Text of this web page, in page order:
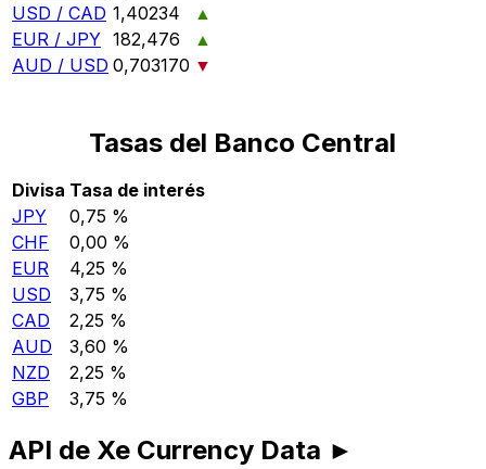
USD / CAD 1,40234
▲
EUR / JPY 182,476
▲
AUD / USD 0,703170 ▼
Tasas del Banco Central
Divisa Tasa de interés
JPY
0,75 %
CHF
0,00 %
EUR
4,25 %
USD
3,75 %
CAD
2,25 %
AUD
3,60 %
NZD
2,25 %
GBP
3,75 %
API de Xe Currency Data ►